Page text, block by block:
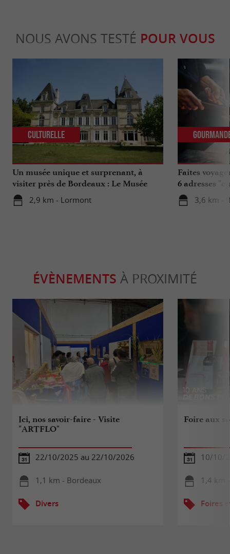
NOUS AVONS TESTÉ POUR VOUS
Un musée unique et surprenant, à
visiter près de Bordeaux : Le Musée
National de l’Assurance Maladie
2,9 km - Lormont
Culturelle
Faites
6 adresses
3,6 km -
ÉVÈNEMENTS À PROXIMITÉ
Ici, nos savoir-faire - Visite
"ARTFLO"
22/10/2025 au 22/10/2026
1,1 km - Bordeaux
Divers
Foire aux
10/10/
1,4 km
Foires